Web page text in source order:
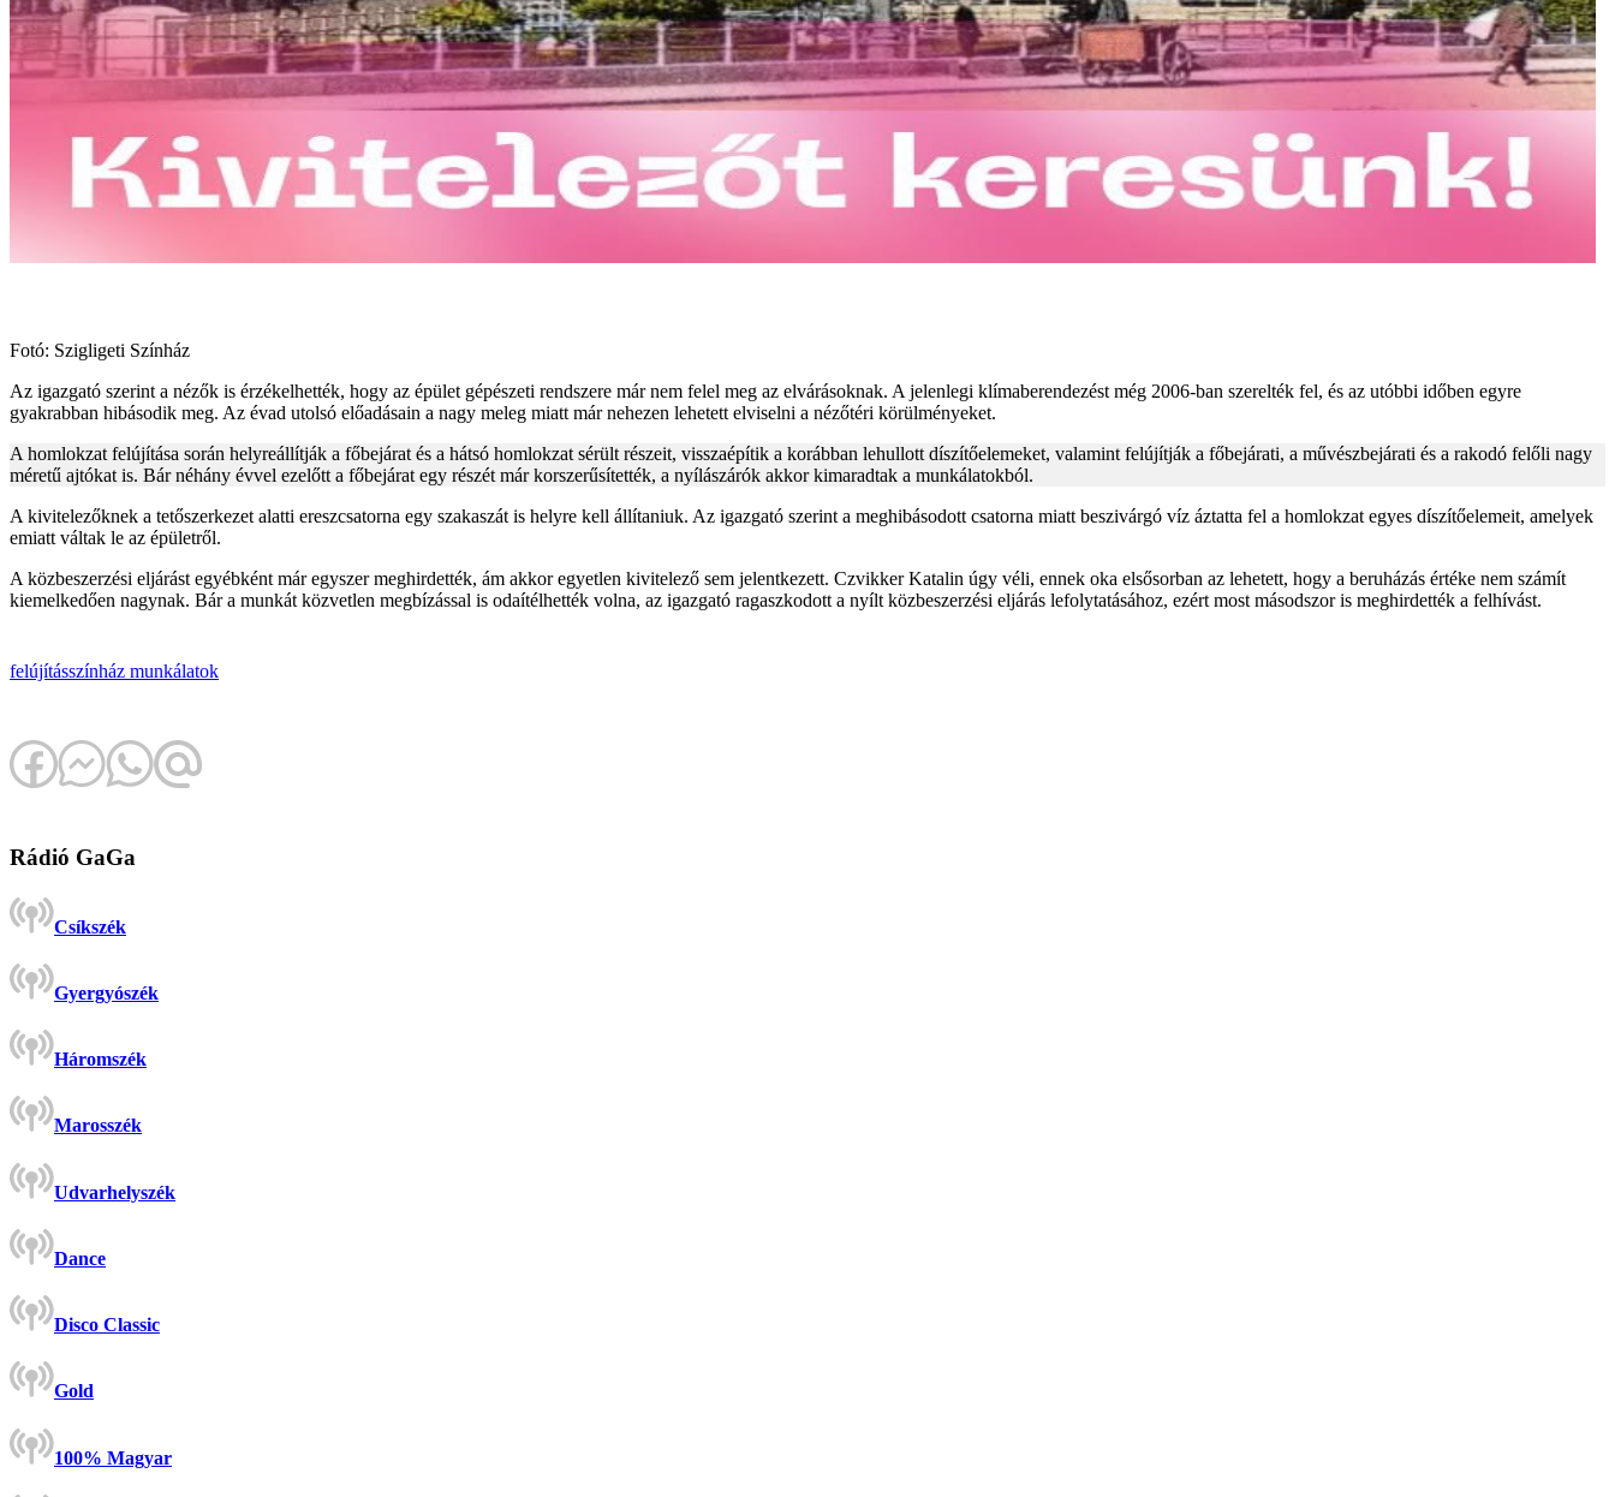
Fotó: Szigligeti Színház
Az igazgató szerint a nézők is érzékelhették, hogy az épület gépészeti rendszere már nem felel meg az elvárásoknak. A jelenlegi klímaberendezést még 2006-ban szerelték fel, és az utóbbi időben egyre
gyakrabban hibásodik meg. Az évad utolsó előadásain a nagy meleg miatt már nehezen lehetett elviselni a nézőtéri körülményeket.
A homlokzat felújítása során helyreállítják a főbejárat és a hátsó homlokzat sérült részeit, visszaépítik a korábban lehullott díszítőelemeket, valamint felújítják a főbejárati, a művészbejárati és a rakodó felőli nagy
méretű ajtókat is. Bár néhány évvel ezelőtt a főbejárat egy részét már korszerűsítették, a nyílászárók akkor kimaradtak a munkálatokból.
A kivitelezőknek a tetőszerkezet alatti ereszcsatorna egy szakaszát is helyre kell állítaniuk. Az igazgató szerint a meghibásodott csatorna miatt beszivárgó víz áztatta fel a homlokzat egyes díszítőelemeit, amelyek
emiatt váltak le az épületről.
A közbeszerzési eljárást egyébként már egyszer meghirdették, ám akkor egyetlen kivitelező sem jelentkezett. Czvikker Katalin úgy véli, ennek oka elsősorban az lehetett, hogy a beruházás értéke nem számít
kiemelkedően nagynak. Bár a munkát közvetlen megbízással is odaítélhették volna, az igazgató ragaszkodott a nyílt közbeszerzési eljárás lefolytatásához, ezért most másodszor is meghirdették a felhívást.
felújításszínház munkálatok
Rádió GaGa
Csíkszék
Gyergyószék
Háromszék
Marosszék
Udvarhelyszék
Dance
Disco Classic
Gold
100% Magyar